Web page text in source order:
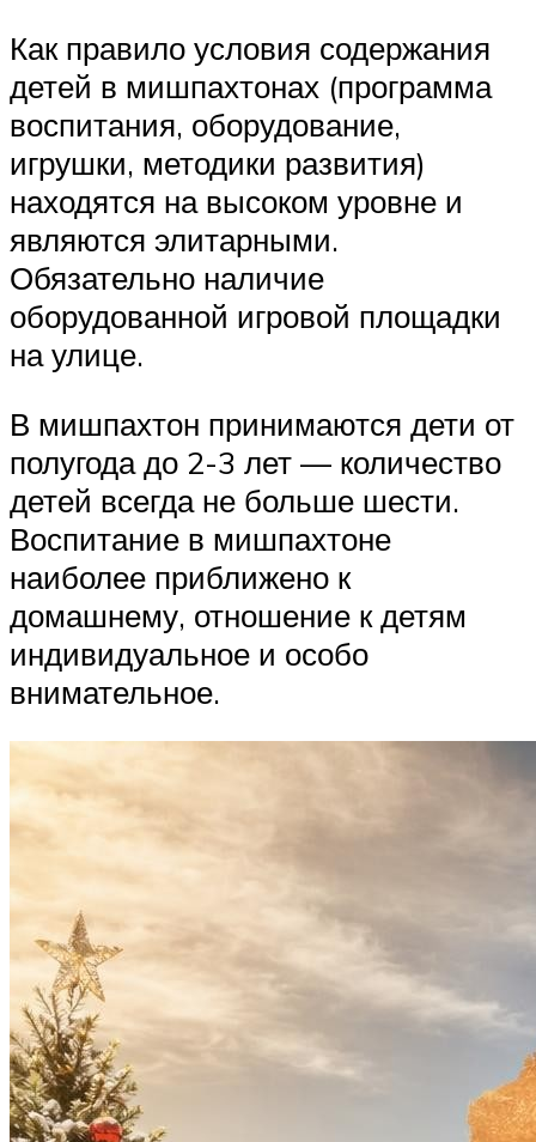
Как правило условия содержания
детей в мишпахтонах (программа
воспитания, оборудование,
игрушки, методики развития)
находятся на высоком уровне и
являются элитарными.
Обязательно наличие
оборудованной игровой площадки
на улице.
В мишпахтон принимаются дети от
полугода до 2-3 лет — количество
детей всегда не больше шести.
Воспитание в мишпахтоне
наиболее приближено к
домашнему, отношение к детям
индивидуальное и особо
внимательное.